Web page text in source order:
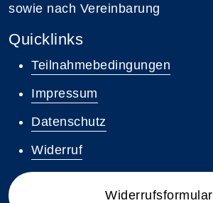
sowie nach Vereinbarung
Quicklinks
Teilnahmebedingungen
Impressum
Datenschutz
Widerruf
Widerrufsformular